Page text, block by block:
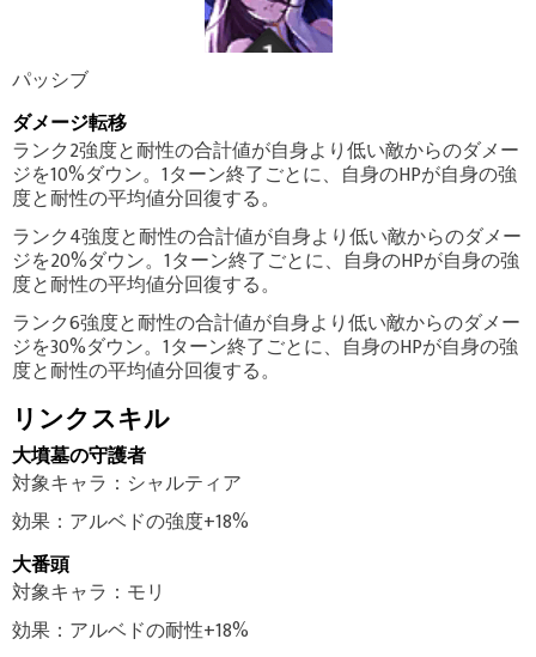
パッシブ
ダメージ転移
ランク2強度と耐性の合計値が自身より低い敵からのダメー
ジを10%ダウン。1ターン終了ごとに、自身のHPが自身の強
度と耐性の平均値分回復する。
ランク4強度と耐性の合計値が自身より低い敵からのダメー
ジを20%ダウン。1ターン終了ごとに、自身のHPが自身の強
度と耐性の平均値分回復する。
ランク6強度と耐性の合計値が自身より低い敵からのダメー
ジを30%ダウン。1ターン終了ごとに、自身のHPが自身の強
度と耐性の平均値分回復する。
リンクスキル
大墳墓の守護者
対象キャラ：シャルティア
効果：アルベドの強度+18%
大番頭
対象キャラ：モリ
効果：アルベドの耐性+18%